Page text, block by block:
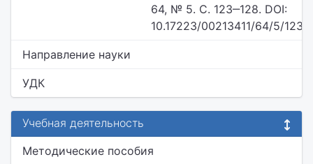
64, № 5. С. 123‒128. DOI:
10.17223/00213411/64/5/123
Направление науки
УДК
Учебная деятельность
Методические пособия